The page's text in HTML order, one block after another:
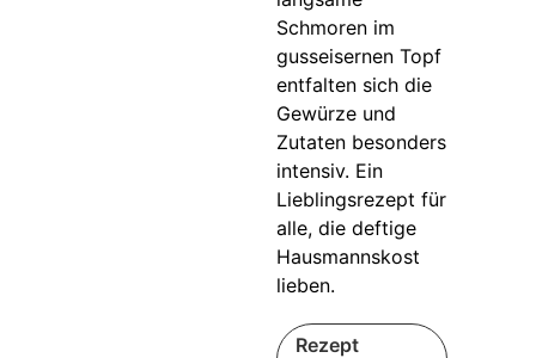
Schmoren im
gusseisernen Topf
entfalten sich die
Gewürze und
Zutaten besonders
intensiv. Ein
Lieblingsrezept für
alle, die deftige
Hausmannskost
lieben.
Rezept